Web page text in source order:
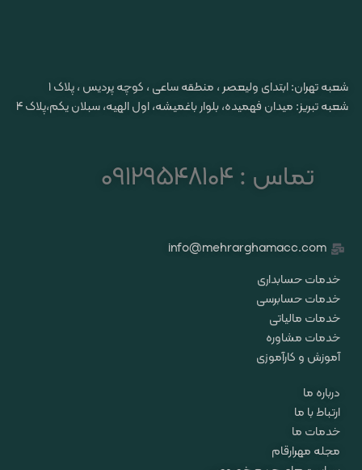
شعبه تهران: ابتدای ولیعصر ، منطقه ساعی ، کوچه پردیس ، پلاک ۱
شعبه تبریز: میدان فهمیده، بلوار باغمیشه، اول الهیه، سبلان یکم،پلاک 4
تماس : 09129548104
info@mehrarghamacc.com
خدمات حسابداری
خدمات حسابرسی
خدمات مالیاتی
خدمات مشاوره
آموزش و کارآموزی
درباره ما
ارتباط با ما
خدمات ما
مجله مهرارقام